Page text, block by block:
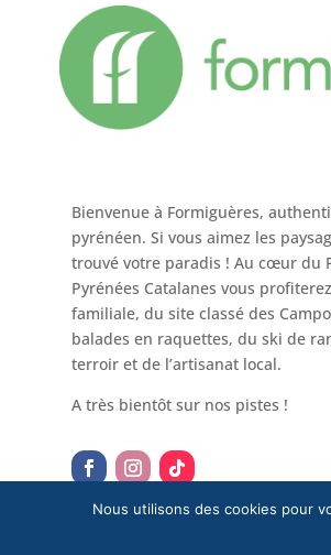
Bienvenue à Formiguères,
pyrénéen. Si vous aimez les
trouvé votre paradis ! Au cœur du
Pyrénées Catalanes vous
familiale, du site classé des
balades en raquettes, du ski de
terroir et de l’artisanat local.
A très bientôt sur nos pistes !
Nous utilisons des cookies pour